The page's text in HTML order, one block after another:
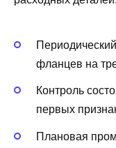
фланцев на
Контроль
первых
Плановая